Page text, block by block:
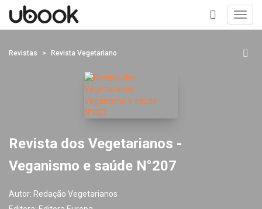
+
Revistas Revista Vegetariano
Revista dos Vegetarianos -
Veganismo e saúde N°207
Autor: Redação Vegetarianos